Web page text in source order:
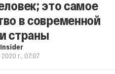
это самое
в современной
страны
г., 07:07